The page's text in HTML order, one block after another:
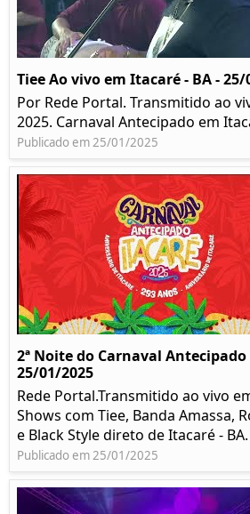
Tiee Ao vivo em Itacaré - BA - 25/
Por Rede Portal. Transmitido ao
2025. Carnaval Antecipado em
Publicado em 25/01/2025
2ª Noite do Carnaval
25/01/2025
Rede Portal.Transmitido ao vivo
Shows com Tiee, Banda Amassa,
e Black Style direto de Itacaré - BA.
Publicado em 25/01/2025